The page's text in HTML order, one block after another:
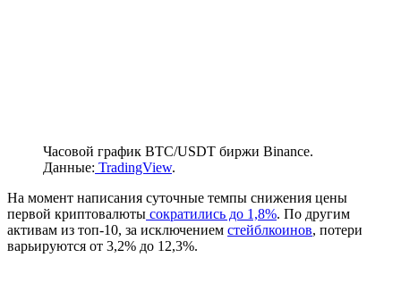
Часовой график BTC/USDT биржи Binance.
Данные: TradingView.
На момент написания суточные темпы снижения цены
первой криптовалюты сократились до 1,8%. По другим
активам из топ-10, за исключением стейблкоинов, потери
варьируются от 3,2% до 12,3%.